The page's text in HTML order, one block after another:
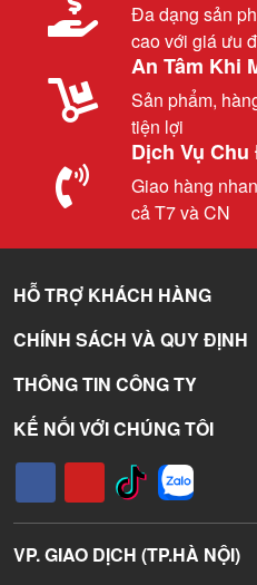
Đa dạng sản
cao với giá ưu
An Tâm Khi
Sản phẩm,
tiện lợi
Dịch Vụ
Giao hàng
cả T7 và CN
HỖ TRỢ KHÁCH HÀNG
CHÍNH SÁCH VÀ QUY ĐỊNH
THÔNG TIN CÔNG TY
KẾ NỐI VỚI CHÚNG TÔI
VP. GIAO DỊCH (TP.HÀ NỘI)